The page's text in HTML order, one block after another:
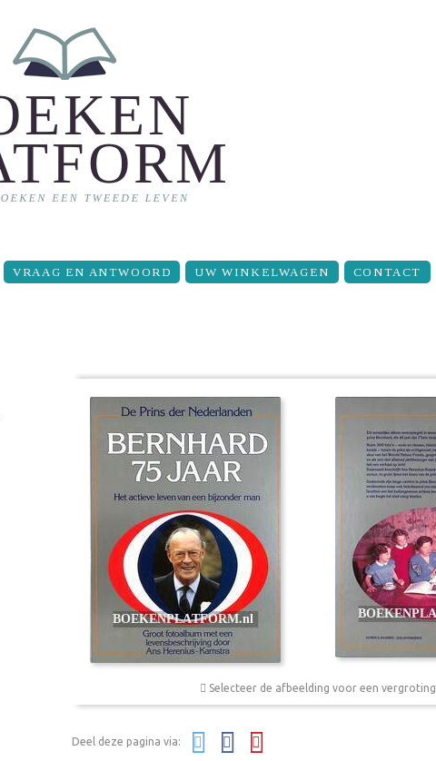
VRAAG EN ANTWOORD UW WINKELWAGEN CONTACT
Selecteer de afbeelding voor een vergroting
Deel deze pagina via: